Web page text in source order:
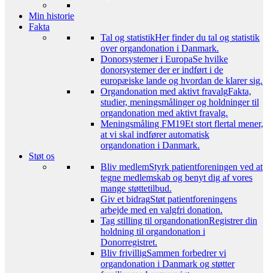
Min historie
Fakta
Tal og statistikHer finder du tal og statistik
over organdonation i Danmark.
Donorsystemer i EuropaSe hvilke
donorsystemer der er indført i de
europæiske lande og hvordan de klarer sig.
Organdonation med aktivt fravalgFakta,
studier, meningsmålinger og holdninger til
organdonation med aktivt fravalg.
Meningsmåling FM19Et stort flertal mener,
at vi skal indfører automatisk
organdonation i Danmark.
Støt os
Bliv medlemStyrk patientforeningen ved at
tegne medlemskab og benyt dig af vores
mange støttetilbud.
Giv et bidragStøt patientforeningens
arbejde med en valgfri donation.
Tag stilling til organdonationRegistrer din
holdning til organdonation i
Donorregistret.
Bliv frivilligSammen forbedrer vi
organdonation i Danmark og støtter